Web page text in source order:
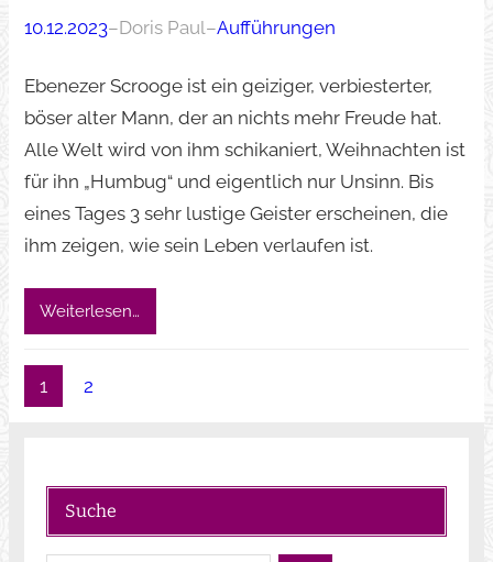
10.12.2023–Doris Paul–Aufführungen
Ebenezer Scrooge ist ein geiziger, verbiesterter,
böser alter Mann, der an nichts mehr Freude hat.
Alle Welt wird von ihm schikaniert, Weihnachten ist
für ihn „Humbug“ und eigentlich nur Unsinn. Bis
eines Tages 3 sehr lustige Geister erscheinen, die
ihm zeigen, wie sein Leben verlaufen ist.
Weiterlesen…
1 2
Suche